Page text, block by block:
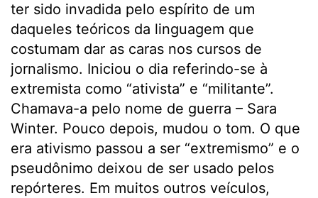
ter sido invadida pelo espírito de um
daqueles teóricos da linguagem que
costumam dar as caras nos cursos de
jornalismo. Iniciou o dia referindo-se à
extremista como “ativista” e “militante”.
Chamava-a pelo nome de guerra – Sara
Winter. Pouco depois, mudou o tom. O que
era ativismo passou a ser “extremismo” e o
pseudônimo deixou de ser usado pelos
repórteres. Em muitos outros veículos,